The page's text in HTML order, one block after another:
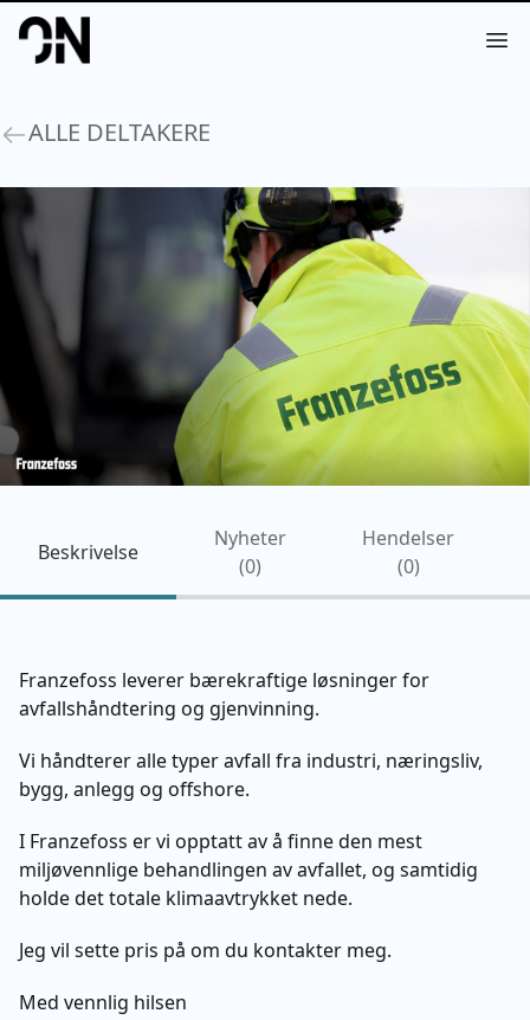
Your Company
ALLE DELTAKERE
Beskrivelse
Nyheter
(0)
Hendelser
(0)
Franzefoss leverer bærekraftige løsninger for
avfallshåndtering og gjenvinning.
Vi håndterer alle typer avfall fra industri, næringsliv,
bygg, anlegg og offshore.
I Franzefoss er vi opptatt av å finne den mest
miljøvennlige behandlingen av avfallet, og samtidig
holde det totale klimaavtrykket nede.
Jeg vil sette pris på om du kontakter meg.
Med vennlig hilsen